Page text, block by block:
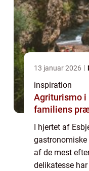
13 januar 2026
inspiration
Agriturismo i
familiens
I hjertet af
gastronomiske
af de mest
delikatesse